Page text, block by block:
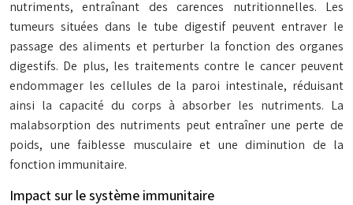
nutriments, entraînant des carences nutritionnelles. Les
tumeurs situées dans le tube digestif peuvent entraver le
passage des aliments et perturber la fonction des organes
digestifs. De plus, les traitements contre le cancer peuvent
endommager les cellules de la paroi intestinale, réduisant
ainsi la capacité du corps à absorber les nutriments. La
malabsorption des nutriments peut entraîner une perte de
poids, une faiblesse musculaire et une diminution de la
fonction immunitaire.
Impact sur le système immunitaire